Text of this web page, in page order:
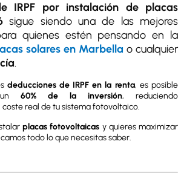
IRPF por instalación de placas
sigue siendo una de las mejores
quienes estén pensando en la
solares en Marbella o cualquier
.
deducciones de IRPF en la renta, es posible
un 60% de la inversión, reduciendo
real de tu sistema fotovoltaico.
placas fotovoltaicas y quieres maximizar
todo lo que necesitas saber.